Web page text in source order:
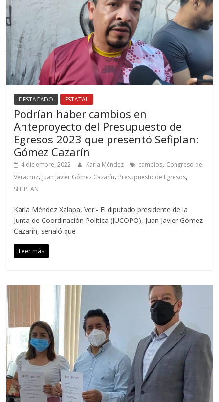
DESTACADO ESTATAL
Podrían haber cambios en
Anteproyecto del Presupuesto de
Egresos 2023 que presentó Sefiplan:
Gómez Cazarín
4 diciembre, 2022 Karla Méndez cambios, Congreso de
Veracruz, Juan Javier Gómez Cazarín, Presupuesto de Egresos,
SEFIPLAN
Karla Méndez Xalapa, Ver.- El diputado presidente de la
Junta de Coordinación Política (JUCOPO), Juan Javier Gómez
Cazarín, señaló que
Leer más